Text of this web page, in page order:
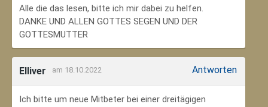
Alle die das lesen, bitte ich mir dabei zu helfen.
DANKE UND ALLEN GOTTES SEGEN UND DER
GOTTESMUTTER
Elliver am 18.10.2022 Antworten
Ich bitte um neue Mitbeter bei einer dreitägigen